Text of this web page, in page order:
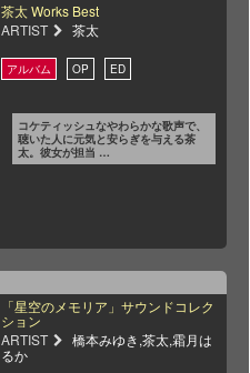
茶太 Works Best
ARTIST
茶太
コケティッシュなやわらかな歌声で、
聴いた人に元気と安らぎを与える茶
太。彼女が担当 …
「星空のメモリア」サウンドコレク
ション
ARTIST
橋本みゆき,茶太,霜月は
るか